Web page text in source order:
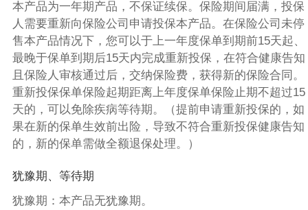
本产品为一年期产品，不保证续保。保险期间届满，投保
人需要重新向保险公司申请投保本产品。在保险公司未停
售本产品情况下，您可以于上一年度保单到期前15天起、
最晚于保单到期后15天内完成重新投保，在符合健康告知
且保险人审核通过后，交纳保险费，获得新的保险合同。
重新投保保单保险起期距离上年度保单保险止期不超过15
天的，可以免除疾病等待期。（提前申请重新投保的，如
果在新的保单生效前出险，导致不符合重新投保健康告知
的，新的保单需做全额退保处理。）
犹豫期、等待期
犹豫期：本产品无犹豫期。